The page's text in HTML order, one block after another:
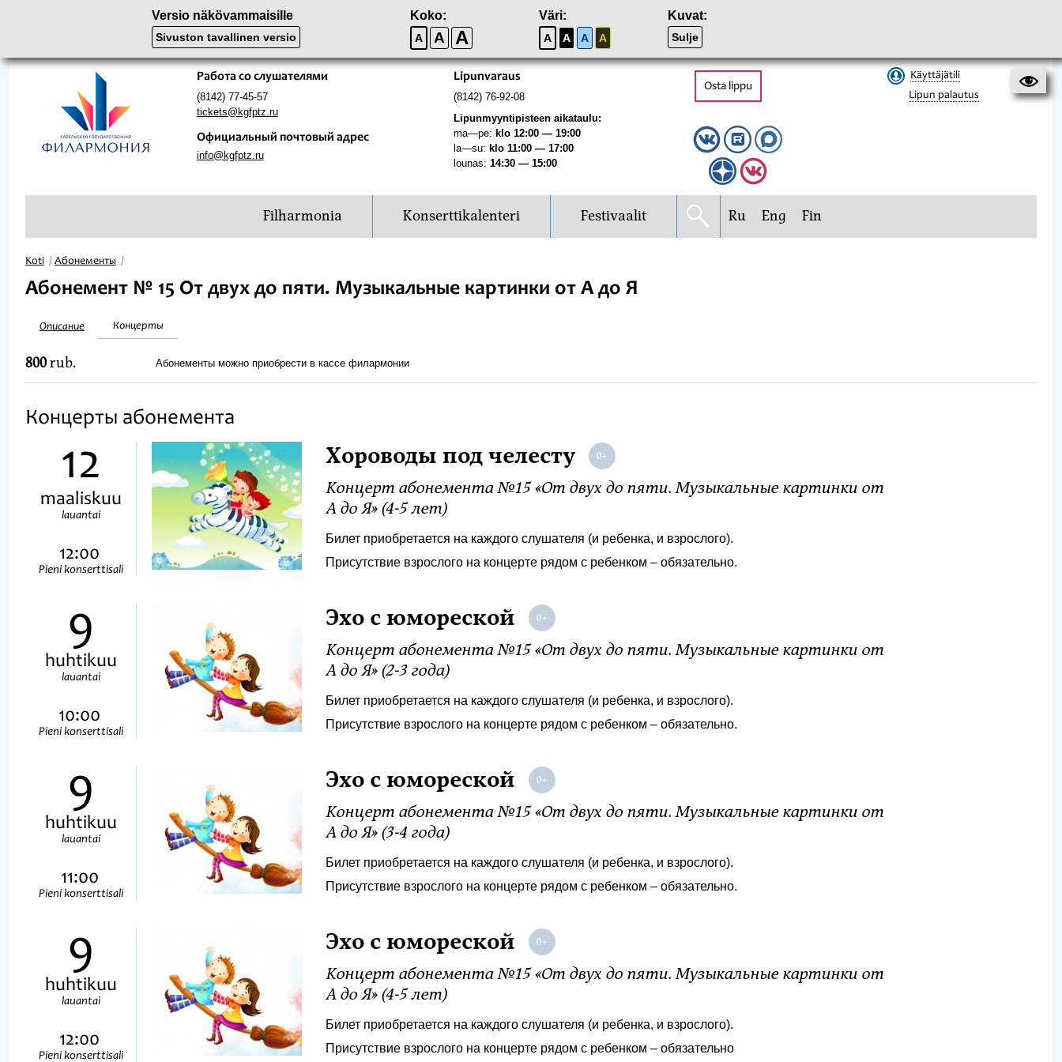
Versio näkövammaisille
Sivuston tavallinen versio
Koko:
A A A
Väri:
A A A A
Kuvat:
Sulje
Работа со слушателями
(8142) 77-45-57
tickets@kgfptz.ru
Официальный почтовый адрес
info@kgfptz.ru
Lipunvaraus
(8142) 76-92-08
Lipunmyyntipisteen aikataulu:
ma—pe: klo 12:00 — 19:00
la—su: klo 11:00 — 17:00
lounas: 14:30 — 15:00
Osta lippu
Käyttäjätili
Lipun palautus
Filharmonia Konserttikalenteri Festivaalit Ru Eng Fin
Koti Абонементы
Абонемент № 15 От двух до пяти. Музыкальные картинки от А до Я
Описание Концерты
800rub. Абонементы можно приобрести в кассе филармонии
Концерты абонемента
12
maaliskuu
lauantai
12:00
Pieni konserttisali
Хороводы под челесту
Концерт абонемента №15 «От двух до пяти. Музыкальные картинки от
А до Я» (4-5 лет)
Билет приобретается на каждого слушателя (и ребенка, и взрослого).
Присутствие взрослого на концерте рядом с ребенком – обязательно.
9
huhtikuu
lauantai
10:00
Pieni konserttisali
Эхо с юмореской
Концерт абонемента №15 «От двух до пяти. Музыкальные картинки от
А до Я» (2-3 года)
Билет приобретается на каждого слушателя (и ребенка, и взрослого).
Присутствие взрослого на концерте рядом с ребенком – обязательно.
9
huhtikuu
lauantai
11:00
Pieni konserttisali
Эхо с юмореской
Концерт абонемента №15 «От двух до пяти. Музыкальные картинки от
А до Я» (3-4 года)
Билет приобретается на каждого слушателя (и ребенка, и взрослого).
Присутствие взрослого на концерте рядом с ребенком – обязательно.
9
huhtikuu
lauantai
12:00
Pieni konserttisali
Эхо с юмореской
Концерт абонемента №15 «От двух до пяти. Музыкальные картинки от
А до Я» (4-5 лет)
Билет приобретается на каждого слушателя (и ребенка, и взрослого).
Присутствие взрослого на концерте рядом с ребенком – обязательно